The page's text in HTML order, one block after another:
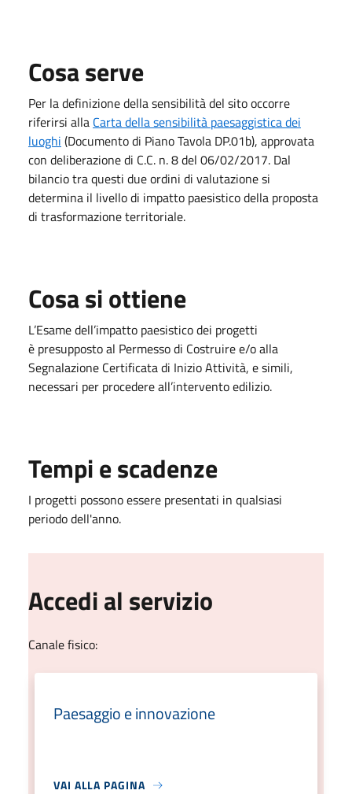
Cosa serve
Per la definizione della sensibilità del sito occorre
riferirsi alla Carta della sensibilità paesaggistica dei
luoghi (Documento di Piano Tavola DP.01b), approvata
con deliberazione di C.C. n. 8 del 06/02/2017. Dal
bilancio tra questi due ordini di valutazione si
determina il livello di impatto paesisticodella proposta
di trasformazione territoriale.
Cosa si ottiene
L’Esame dell’impatto paesistico dei progetti
è presupposto al Permesso di Costruire e/o alla
Segnalazione Certificata di Inizio Attività, e simili,
necessari per procedere all’intervento edilizio.
Tempi e scadenze
I progetti possono essere presentati in qualsiasi
periodo dell'anno.
Accedi al servizio
Canale fisico:
Paesaggio e innovazione
VAI ALLA PAGINA